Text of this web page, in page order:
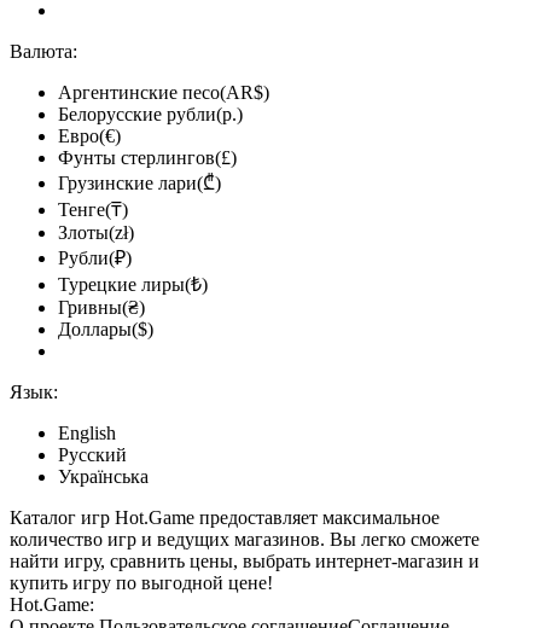
Валюта:
Аргентинские песо(AR$)
Белорусские рубли(р.)
Евро(€)
Фунты стерлингов(£)
Грузинские лари(₾)
Тенге(₸)
Злоты(zł)
Рубли(₽)
Турецкие лиры(₺)
Гривны(₴)
Доллары($)
Язык:
English
Русский
Українська
Каталог игр Hot.Game предоставляет максимальное
количество игр и ведущих магазинов. Вы легко сможете
найти игру, сравнить цены, выбрать интернет-магазин и
купить игру по выгодной цене!
Hot.Game: